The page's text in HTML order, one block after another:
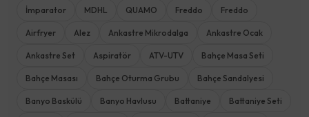
İmparator MDHL QUAMO Freddo Freddo
Airfryer Alez Ankastre Mikrodalga Ankastre Ocak
Ankastre Set Aspiratör ATV-UTV Bahçe Masa Seti
Bahçe Masası Bahçe Oturma Grubu Bahçe Sandalyesi
Banyo Baskülü Banyo Havlusu Battaniye Battaniye Seti